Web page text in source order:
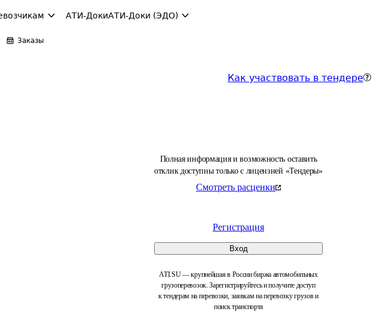
АТИ-ДокиАТИ-Доки (ЭДО)
Заказы
Как участвовать в тендере
Полная информация и возможность оставить
отклик доступны только с лицензией «Тендеры»
Смотреть расценки
Регистрация
Вход
ATI.SU — крупнейшая в России биржа автомобильных
грузоперевозок. Зарегистрируйтесь и получите доступ
к тендерам на перевозки, заявкам на перевозку грузов и
поиск транспорта